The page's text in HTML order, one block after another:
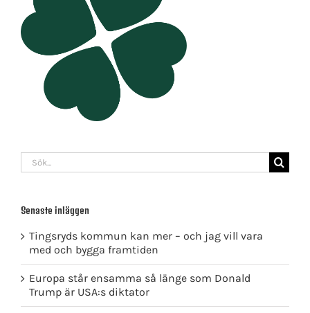
Sök
efter:
Senaste inläggen
Tingsryds kommun kan mer – och jag vill vara
med och bygga framtiden
Europa står ensamma så länge som Donald
Trump är USA:s diktator